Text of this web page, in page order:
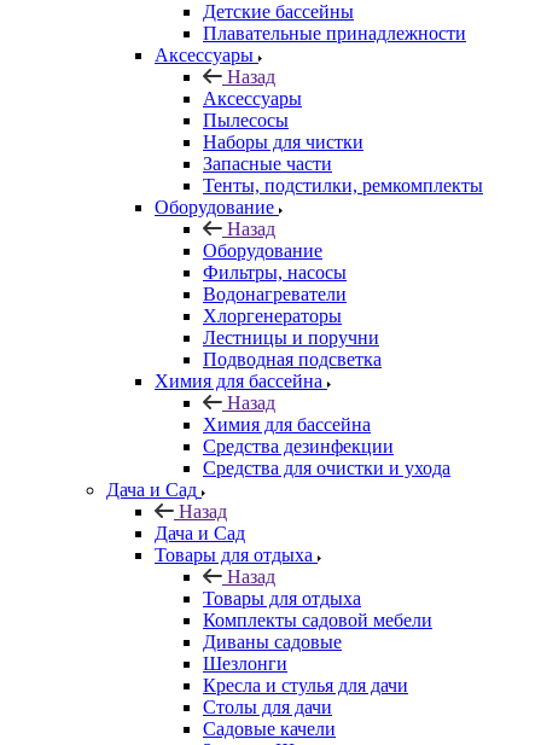
Детские бассейны
Плавательные принадлежности
Аксессуары
Назад
Аксессуары
Пылесосы
Наборы для чистки
Запасные части
Тенты, подстилки, ремкомплекты
Оборудование
Назад
Оборудование
Фильтры, насосы
Водонагреватели
Хлоргенераторы
Лестницы и поручни
Подводная подсветка
Химия для бассейна
Назад
Химия для бассейна
Средства дезинфекции
Средства для очистки и ухода
Дача и Сад
Назад
Дача и Сад
Товары для отдыха
Назад
Товары для отдыха
Комплекты садовой мебели
Диваны садовые
Шезлонги
Кресла и стулья для дачи
Столы для дачи
Садовые качели